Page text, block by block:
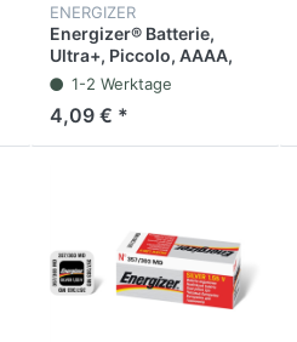
ENERGIZER
Energizer® Batterie,
Ultra+, Piccolo, AAAA,
LR8D425, E96, 1,5 V, 625
mAh (2 Stück)
1-2 Werktage
4,09 € *